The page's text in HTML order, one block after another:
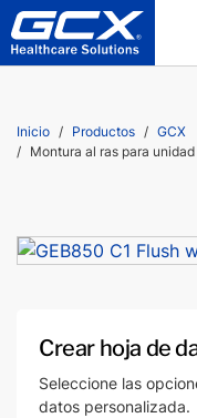
Inicio Productos
GCX
Montura al ras para
Crear hoja de
Seleccione las
datos personalizada.